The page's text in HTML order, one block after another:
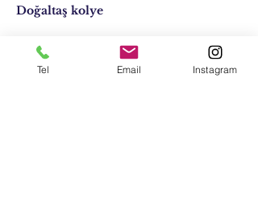
Doğaltaş kolye
Doğaltaş kişiye özel
Tasarımlar
Tel Email Instagram